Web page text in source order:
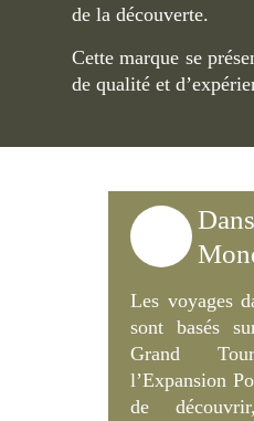
de la découverte.
Cette marque se
de qualité et
Les voyages
sont basés
Grand
l’Expansion
de